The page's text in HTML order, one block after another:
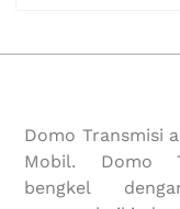
Domo Transmisi
Mobil. Domo
bengkel